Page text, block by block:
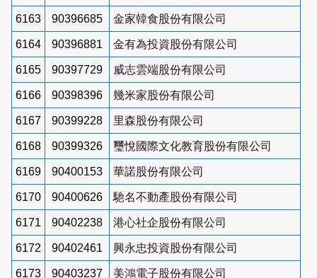
6163 90396685 金家韓食股份有限公司
6164 90396881 金有為投資股份有限公司
6165 90397729 威志雲端股份有限公司
6166 90398396 幾米家股份有限公司
6167 90399228 里森股份有限公司
6168 90399326 璽悅國際文化教育股份有限公司
6169 90400153 華諾股份有限公司
6170 90400626 馳名不動產股份有限公司
6171 90402238 港心社企股份有限公司
6172 90402461 興永忠投資股份有限公司
6173 90403237 美鴻電子股份有限公司